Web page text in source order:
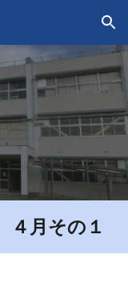
Skip to navigation
４ 月その１